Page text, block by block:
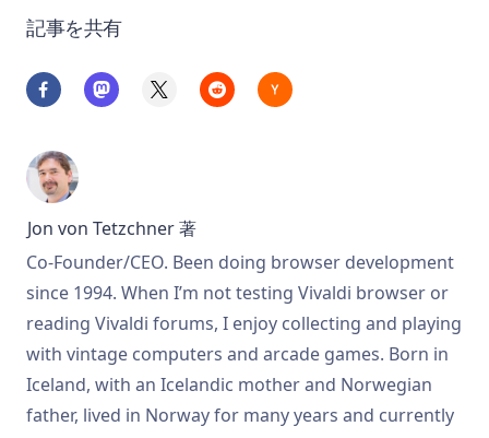
記事を共有
Jon von Tetzchner著
Co-Founder/CEO. Been doing browser development
since 1994. When I’m not testing Vivaldi browser or
reading Vivaldi forums, I enjoy collecting and playing
with vintage computers and arcade games. Born in
Iceland, with an Icelandic mother and Norwegian
father, lived in Norway for many years and currently